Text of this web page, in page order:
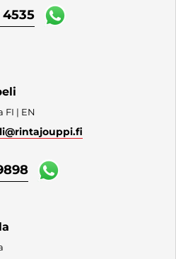
FI | EN
@rintajouppi.fi